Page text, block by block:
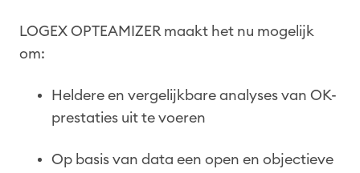
LOGEX OPTEAMIZER maakt het nu mogelijk
om:
Heldere en vergelijkbare analyses van OK-
prestaties uit te voeren
Op basis van data een open en objectieve